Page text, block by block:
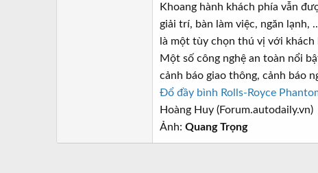
Khoang hành khách phía vẫn
giải trí, bàn làm việc, ngăn lạnh,
là một tùy chọn thú vị với khách
Một số công nghệ an toàn nổi
cảnh báo giao thông, cảnh báo
Đổ đầy bình Rolls-Royce
Hoàng Huy (Forum.autodaily.vn)
Ảnh: Quang Trọng